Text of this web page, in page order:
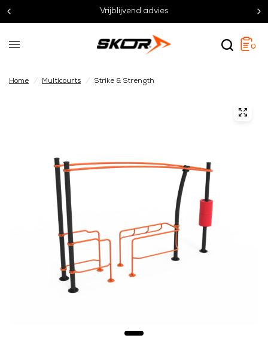
Vrijblijvend advies
0
Home / Multicourts / Strike & Strength